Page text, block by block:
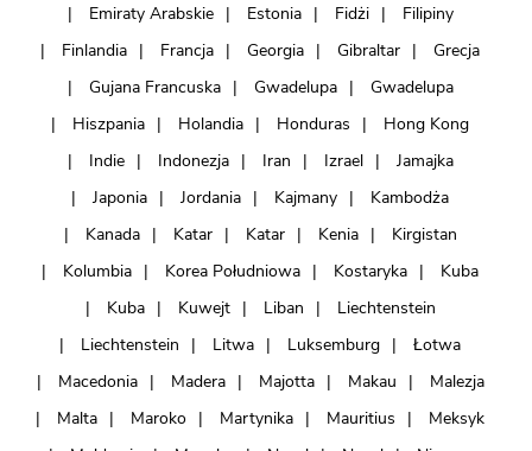
Emiraty Arabskie
Estonia Fidżi
Filipiny
Finlandia
Francja Georgia Gibraltar
Grecja
Gujana Francuska
Gwadelupa
Gwadelupa
Hiszpania
Holandia Honduras
Hong Kong
Indie
Indonezja Iran Izrael
Jamajka
Japonia
Jordania Kajmany
Kambodża
Kanada
Katar Katar Kenia
Kirgistan
Kolumbia
Korea Południowa Kostaryka
Kuba
Kuba
Kuwejt Liban
Liechtenstein
Liechtenstein
Litwa Luksemburg
Łotwa
Macedonia
Madera Majotta Makau
Malezja
Malta
Maroko Martynika Mauritius
Meksyk